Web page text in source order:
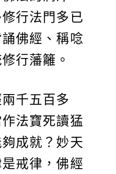
行法門多已
佛經、稱唸
行藩籬。
千五百多
法寶死讀猛
成就？妙天
戒律，佛經